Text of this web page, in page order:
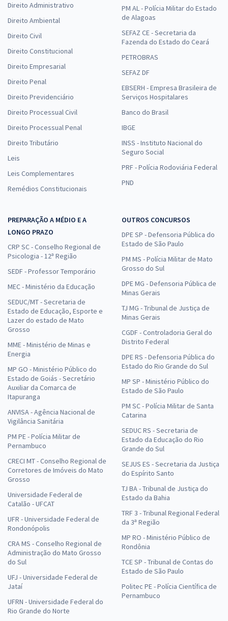
Direito Administrativo
Direito Ambiental
Direito Civil
Direito Constitucional
Direito Empresarial
Direito Penal
Direito Previdenciário
Direito Processual Civil
Direito Processual Penal
Direito Tributário
Leis
Leis Complementares
Remédios Constitucionais
PM AL - Polícia Militar do Estado
de Alagoas
SEFAZ CE - Secretaria da
Fazenda do Estado do Ceará
PETROBRAS
SEFAZ DF
EBSERH - Empresa Brasileira de
Serviços Hospitalares
Banco do Brasil
IBGE
INSS - Instituto Nacional do
Seguro Social
PRF - Polícia Rodoviária Federal
PND
PREPARAÇÃO A MÉDIO E A
LONGO PRAZO
CRP SC - Conselho Regional de
Psicologia - 12ª Região
SEDF - Professor Temporário
MEC - Ministério da Educação
SEDUC/MT - Secretaria de
Estado de Educação, Esporte e
Lazer do estado de Mato
Grosso
MME - Ministério de Minas e
Energia
MP GO - Ministério Público do
Estado de Goiás - Secretário
Auxiliar da Comarca de
Itapuranga
ANVISA - Agência Nacional de
Vigilância Sanitária
PM PE - Polícia Militar de
Pernambuco
CRECI MT - Conselho Regional de
Corretores de Imóveis do Mato
Grosso
Universidade Federal de
Catalão - UFCAT
UFR - Universidade Federal de
Rondonópolis
CRA MS - Conselho Regional de
Administração do Mato Grosso
do Sul
UFJ - Universidade Federal de
Jataí
UFRN - Universidade Federal do
Rio Grande do Norte
OUTROS CONCURSOS
DPE SP - Defensoria Pública do
Estado de São Paulo
PM MS - Polícia Militar de Mato
Grosso do Sul
DPE MG - Defensoria Pública de
Minas Gerais
TJ MG - Tribunal de Justiça de
Minas Gerais
CGDF - Controladoria Geral do
Distrito Federal
DPE RS - Defensoria Pública do
Estado do Rio Grande do Sul
MP SP - Ministério Público do
Estado de São Paulo
PM SC - Polícia Militar de Santa
Catarina
SEDUC RS - Secretaria de
Estado da Educação do Rio
Grande do Sul
SEJUS ES - Secretaria da Justiça
do Espírito Santo
TJ BA - Tribunal de Justiça do
Estado da Bahia
TRF 3 - Tribunal Regional Federal
da 3ª Região
MP RO - Ministério Público de
Rondônia
TCE SP - Tribunal de Contas do
Estado de São Paulo
Politec PE - Polícia Científica de
Pernambuco